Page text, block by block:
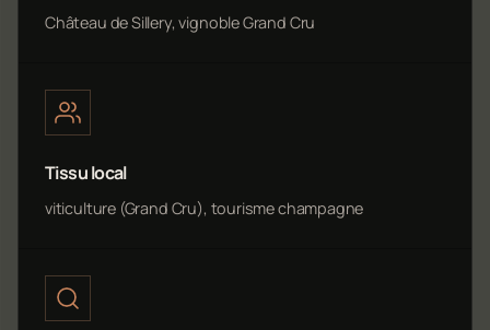
Château de Sillery, vignoble Grand Cru
Tissu local
viticulture (Grand Cru), tourisme champagne